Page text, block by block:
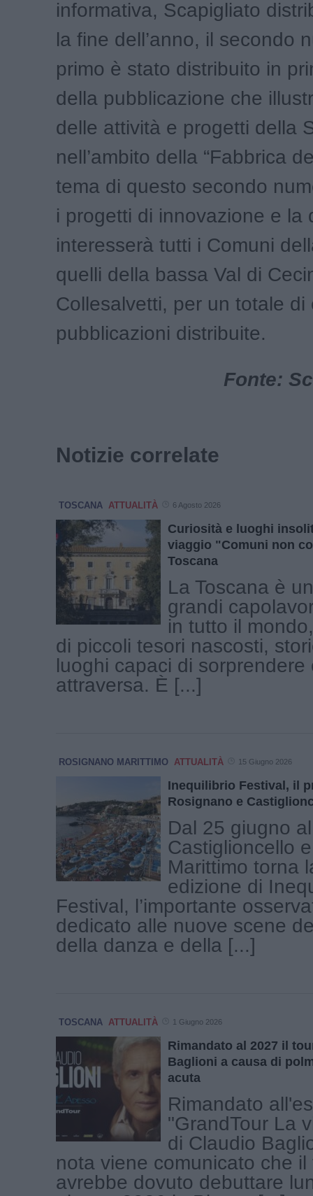
informativa, Scapigliato
la fine dell’anno, il secondo
primo è stato distribuito in
della pubblicazione che
delle attività e progetti della
nell’ambito della “Fabbrica
tema di questo secondo
i progetti di innovazione e la
interesserà tutti i Comuni
quelli della bassa Val di
Collesalvetti, per un totale di
pubblicazioni distribuite.
Fonte:
Notizie correlate
TOSCANA ATTUALITÀ 6 Agosto 2026
Curiosità e luoghi
viaggio "Comuni non
Toscana
La Toscana è
grandi
in tutto il
di piccoli tesori nascosti,
luoghi capaci di sorprendere
attraversa. È [...]
ROSIGNANO MARITTIMO ATTUALITÀ 15 Giugno 2026
Inequilibrio Festival, il
Rosignano e
Dal 25 giugno
Castiglioncello
Marittimo torna
edizione di
Festival, l’importante
dedicato alle nuove scene
della danza e della [...]
TOSCANA ATTUALITÀ 1 Giugno 2026
Rimandato al 2027 il
Baglioni a causa di
acuta
Rimandato
"GrandTour La
di Claudio
nota viene comunicato che il
avrebbe dovuto debuttare